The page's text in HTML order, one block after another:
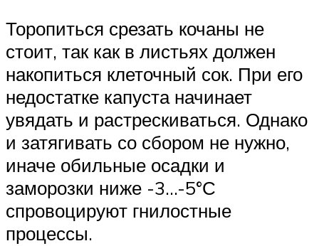
Торопиться срезать кочаны не
стоит, так как в листьях должен
накопиться клеточный сок. При его
недостатке капуста начинает
увядать и растрескиваться. Однако
и затягивать со сбором не нужно,
иначе обильные осадки и
заморозки ниже -3…-5°С
спровоцируют гнилостные
процессы.